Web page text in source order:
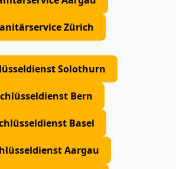
Zürich
Solothurn
Bern
Basel
Aargau